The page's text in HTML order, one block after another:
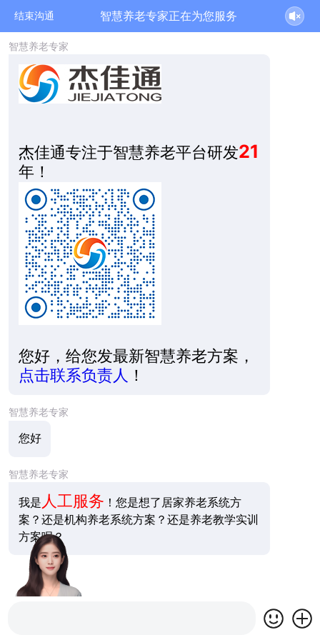
结束沟通 智慧养老专家正在为您服务
2026-08-08 14:50:27 开始沟通
智慧养老专家
杰佳通专注于智慧养老平台研发21
年！
您好，给您发最新智慧养老方案，
点击联系负责人 ！
智慧养老专家
您好
智慧养老专家
我是 人工服务 ！您是想了居家养老系统方
案？还是机构养老系统方案？还是养老教学实训
方案呢？